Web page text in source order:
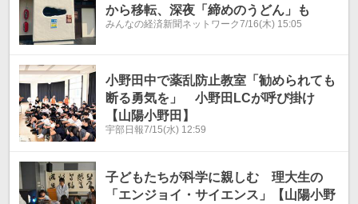
から移転、深夜「締めのうどん」も
みんなの経済新聞ネットワーク7/16(木) 15:05
小野田中で薬乱防止教室「勧められても
断る勇気を」 小野田LCが呼び掛け
【山陽小野田】
宇部日報7/15(水) 12:59
子どもたちが科学に親しむ 理大生の
「エンジョイ・サイエンス」【山陽小野